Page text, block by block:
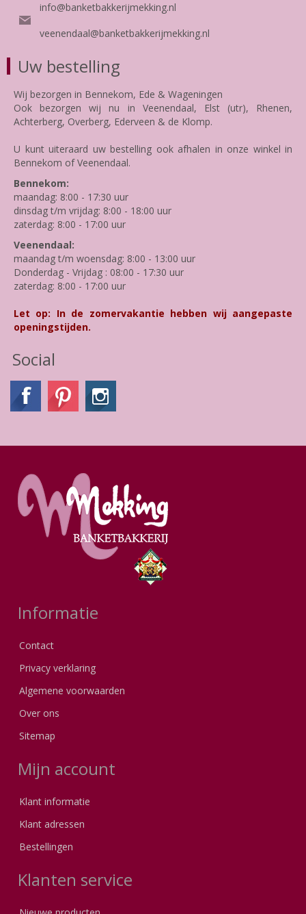
info@banketbakkerijmekking.nl
veenendaal@banketbakkerijmekking.nl
Uw bestelling
Wij bezorgen in Bennekom, Ede & Wageningen
Ook bezorgen wij nu in Veenendaal, Elst (utr), Rhenen,
Achterberg, Overberg, Ederveen & de Klomp.
U kunt uiteraard uw bestelling ook afhalen in onze winkel in
Bennekom of Veenendaal.
Bennekom:
maandag: 8:00 - 17:30 uur
dinsdag t/m vrijdag: 8:00 - 18:00 uur
zaterdag: 8:00 - 17:00 uur
Veenendaal:
maandag t/m woensdag: 8:00 - 13:00 uur
Donderdag - Vrijdag : 08:00 - 17:30 uur
zaterdag: 8:00 - 17:00 uur
Let op: In de zomervakantie hebben wij aangepaste
openingstijden.
Social
Informatie
Contact
Privacy verklaring
Algemene voorwaarden
Over ons
Sitemap
Mijn account
Klant informatie
Klant adressen
Bestellingen
Klanten service